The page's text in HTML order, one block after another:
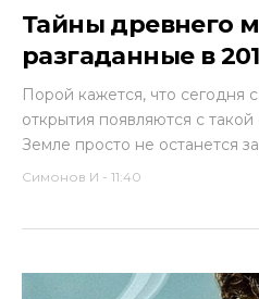
Тайны древнего
разгаданные в
Порой кажется, что сегодня
открытия появляются с
Земле просто не останется
Симонов И - 11:40